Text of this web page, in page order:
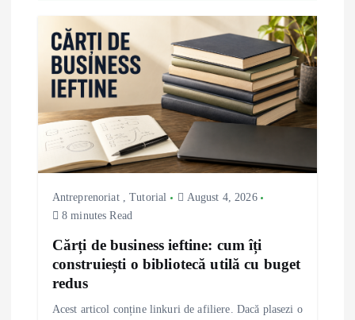
a
Antreprenoriat,Tutorial
August 4, 2026
8 minutes Read
Cărți de business ieftine: cum îți
construiești o bibliotecă utilă cu buget
redus
Acest articol conține linkuri de afiliere. Dacă plasezi o